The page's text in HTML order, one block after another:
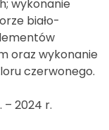
wykonanie
biało-
oraz wykonanie
czerwonego.
– 2024 r.